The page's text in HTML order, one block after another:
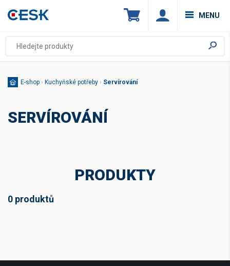
MENU
E-shop › Kuchyňské potřeby › Servírování
SERVÍROVÁNÍ
PRODUKTY
0 produktů